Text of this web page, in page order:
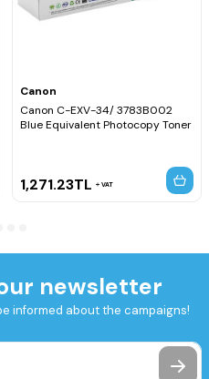
Canon
Canon C-EXV-34/ 3783B002
Blue Equivalent Photocopy Toner
1,271.23TL VAT
newsletter
informed about the campaigns!